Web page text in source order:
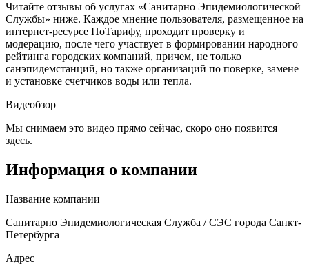
Читайте отзывы об услугах «Санитарно Эпидемиологической
Службы» ниже. Каждое мнение пользователя, размещенное на
интернет-ресурсе ПоТарифу, проходит проверку и
модерацию, после чего участвует в формировании народного
рейтинга городских компаний, причем, не только
санэпидемстанций, но также организаций по поверке, замене
и установке счетчиков воды или тепла.
Видеобзор
Мы снимаем это видео прямо сейчас, скоро оно появится
здесь.
Информация о компании
Название компании
Санитарно Эпидемиологическая Служба / СЭС города Санкт-
Петербурга
Адрес